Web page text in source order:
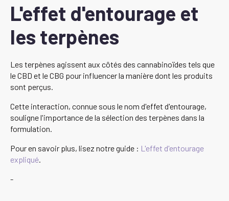
L'effet d'entourage et
les terpènes
Les terpènes agissent aux côtés des cannabinoïdes tels que
le CBD et le CBG pour influencer la manière dont les produits
sont perçus.
Cette interaction, connue sous le nom d'effet d'entourage,
souligne l'importance de la sélection des terpènes dans la
formulation.
Pour en savoir plus, lisez notre guide : L'effet d'entourage
expliqué.
-